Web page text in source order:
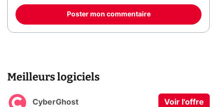
Poster mon commentaire
Meilleurs logiciels
CyberGhost Voir l'offre